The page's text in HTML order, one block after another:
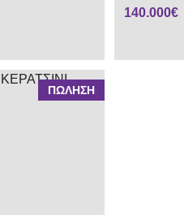
140.000€
ΠΩΛΗΣΗ